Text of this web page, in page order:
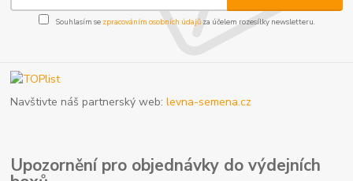
Souhlasím se zpracováním osobních údajůza účelem rozesílky newsletteru.
Navštivte náš partnerský web:levna-semena.cz
Upozornění pro objednávky do výdejních